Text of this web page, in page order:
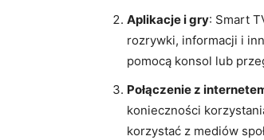
Aplikacje i gry: Smart
rozrywki, informacji i
pomocą konsol lub
Połączenie z
konieczności
korzystać z mediów